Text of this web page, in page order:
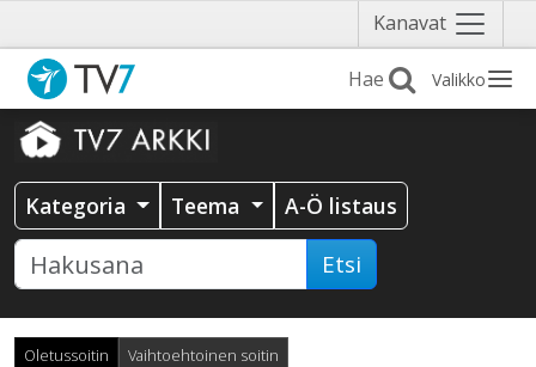
Kanavat Näytä
valikko
Valikko
Kategoria Teema A-Ö listaus
Etsi
Oletussoitin Vaihtoehtoinen soitin